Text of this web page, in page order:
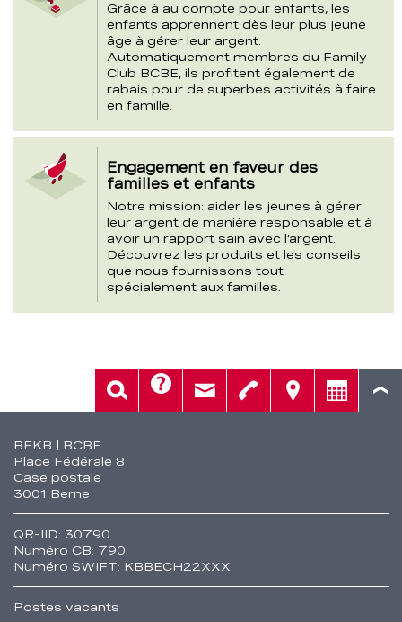
Grâce à au compte pour enfants, les
enfants apprennent dès leur plus jeune
âge à gérer leur argent.
Automatiquement membres du Family
Club BCBE, ils profitent également de
rabais pour de superbes activités à faire
en famille.
Engagement en faveur des
familles et enfants
Notre mission: aider les jeunes à gérer
leur argent de manière responsable et à
avoir un rapport sain avec l’argent.
Découvrez les produits et les conseils
que nous fournissons tout
spécialement aux familles.
Fusszeile
BEKB | BCBE
Place Fédérale 8
Case postale
3001 Berne
QR-IID: 30790
Numéro CB: 790
Numéro SWIFT: KBBECH22XXX
Postes vacants